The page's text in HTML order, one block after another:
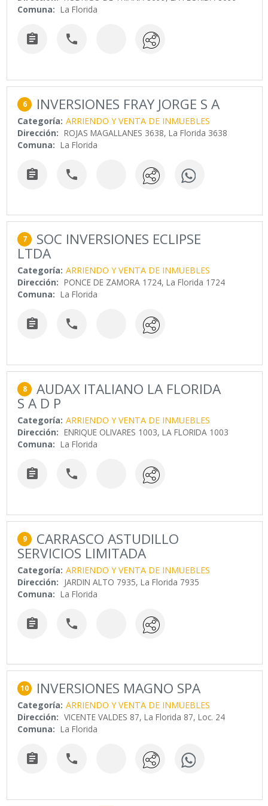
Comuna: La Florida
 
6 INVERSIONES FRAY JORGE S A
Categoría: ARRIENDO Y VENTA DE INMUEBLES
Dirección: ROJAS MAGALLANES 3638, La Florida 3638
Comuna: La Florida
 
7 SOC INVERSIONES ECLIPSE
LTDA
Categoría: ARRIENDO Y VENTA DE INMUEBLES
Dirección: PONCE DE ZAMORA 1724, La Florida 1724
Comuna: La Florida
 
8 AUDAX ITALIANO LA FLORIDA
S A D P
Categoría: ARRIENDO Y VENTA DE INMUEBLES
Dirección: ENRIQUE OLIVARES 1003, LA FLORIDA 1003
Comuna: La Florida
 
9 CARRASCO ASTUDILLO
SERVICIOS LIMITADA
Categoría: ARRIENDO Y VENTA DE INMUEBLES
Dirección: JARDIN ALTO 7935, La Florida 7935
Comuna: La Florida
 
10 INVERSIONES MAGNO SPA
Categoría: ARRIENDO Y VENTA DE INMUEBLES
Dirección: VICENTE VALDES 87, La Florida 87, Loc. 24
Comuna: La Florida
 